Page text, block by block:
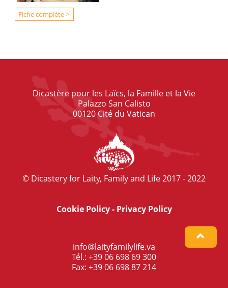
Fiche complète >
Dicastère pour les Laïcs, la Famille et la Vie
Palazzo San Calisto
00120 Cité du Vatican
© Dicastery for Laity, Family and Life 2017 - 2022
Cookie Policy- Privacy Policy
info@laityfamilylife.va
Tél.: +39 06 698 69 300
Fax: +39 06 698 87 214